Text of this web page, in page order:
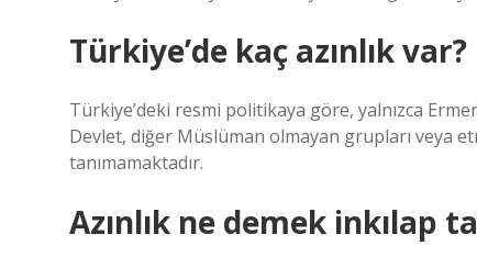
Türkiye’de kaç azınlık var?
Türkiye’deki resmi politikaya göre, yalnızca
Devlet, diğer Müslüman olmayan grupları veya
tanımamaktadır.
Azınlık ne demek inkılap